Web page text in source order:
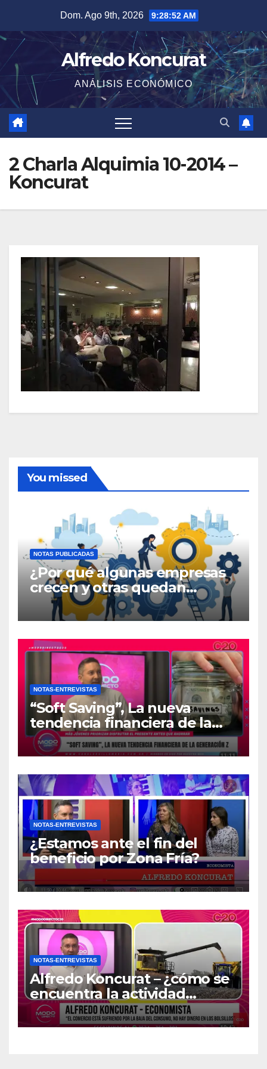
contenido
Dom. Ago 9th, 2026 9:28:52 AM
Alfredo Koncurat
ANÁLISIS ECONÓMICO
2 Charla Alquimia 10-2014 –
Koncurat
You missed
NOTAS PUBLICADAS
¿Por qué algunas empresas
crecen y otras quedan
atrapadas en el día a día?
NOTAS-ENTREVISTAS
“Soft Saving”, La nueva
tendencia financiera de la
generación Z
NOTAS-ENTREVISTAS
¿Estamos ante el fin del
beneficio por Zona Fría?
NOTAS-ENTREVISTAS
Alfredo Koncurat – ¿cómo se
encuentra la actividad
económica del país?